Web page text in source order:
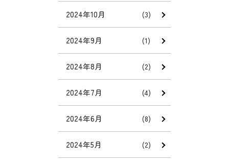
2024年10月 (3)
2024年9月 (1)
2024年8月 (2)
2024年7月 (4)
2024年6月 (8)
2024年5月 (2)